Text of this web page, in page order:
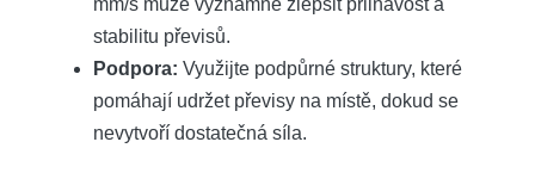
mm/s může významně zlepšit přilnavost a
stabilitu převisů.
Podpora: Využijte podpůrné struktury, které
pomáhají udržet převisy na místě, dokud se
nevytvoří dostatečná síla.